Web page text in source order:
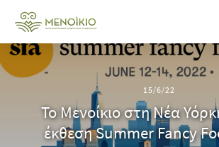
15/6/22
Το Μενοίκιο στη Νέα
έκθεση Summer Fancy